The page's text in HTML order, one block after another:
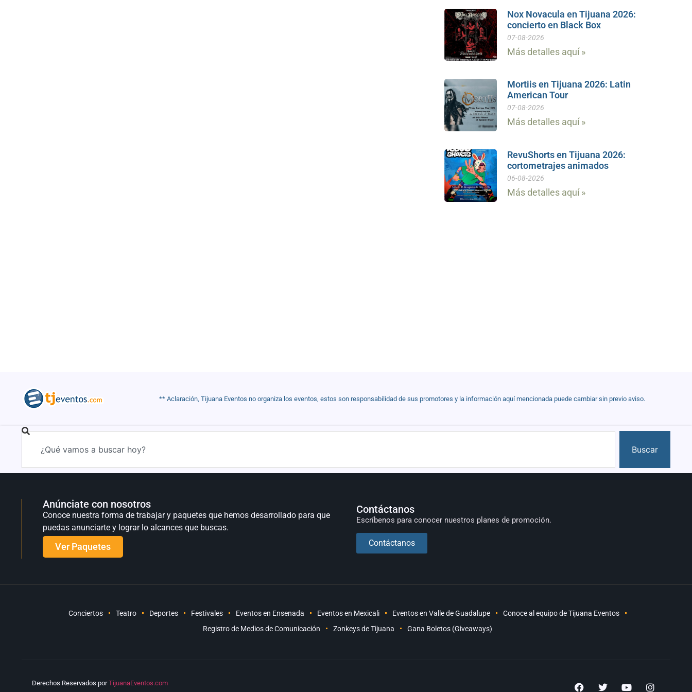
Nox Novacula en Tijuana 2026:
concierto en Black Box
07-08-2026
Más detalles aquí »
Mortiis en Tijuana 2026: Latin
American Tour
07-08-2026
Más detalles aquí »
RevuShorts en Tijuana 2026:
cortometrajes animados
06-08-2026
Más detalles aquí »
** Aclaración, Tijuana Eventos no organiza los eventos, estos son responsabilidad de sus promotores y la información aquí mencionada puede cambiar sin previo aviso.
Buscar
Anúnciate con nosotros
Conoce nuestra forma de trabajar y paquetes que hemos desarrollado para que
puedas anunciarte y lograr lo alcances que buscas.
Ver Paquetes
Contáctanos
Escríbenos para conocer nuestros planes de promoción.
Contáctanos
Conciertos Teatro Deportes Festivales Eventos en Ensenada Eventos en Mexicali Eventos en Valle de Guadalupe
Conoce al equipo de Tijuana Eventos
Registro de Medios de Comunicación
Zonkeys de Tijuana Gana Boletos (Giveaways)
Derechos Reservados porTijuanaEventos.com